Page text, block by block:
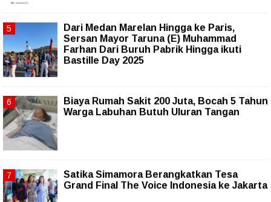
‎Dari Medan Marelan Hingga ke Paris,
Sersan Mayor Taruna (E) Muhammad
Farhan Dari Buruh Pabrik Hingga ikuti
Bastille Day 2025
Biaya Rumah Sakit 200 Juta, Bocah 5 Tahun
Warga Labuhan Butuh Uluran Tangan
Satika Simamora Berangkatkan Tesa
Grand Final The Voice Indonesia ke Jakarta